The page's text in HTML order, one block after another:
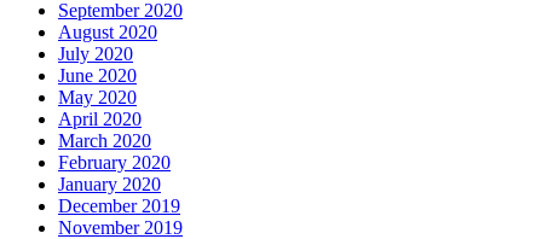
September 2020
August 2020
July 2020
June 2020
May 2020
April 2020
March 2020
February 2020
January 2020
December 2019
November 2019